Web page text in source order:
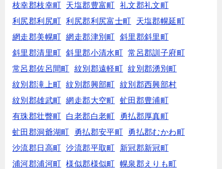
枝幸郡枝幸町
天塩郡豊富町
礼文郡礼文町
利尻郡利尻町
利尻郡利尻富士町
天塩郡幌延町
網走郡美幌町
網走郡津別町
斜里郡斜里町
斜里郡清里町
斜里郡小清水町
常呂郡訓子府町
常呂郡佐呂間町
紋別郡遠軽町
紋別郡湧別町
紋別郡滝上町
紋別郡興部町
紋別郡西興部村
紋別郡雄武町
網走郡大空町
虻田郡豊浦町
有珠郡壮瞥町
白老郡白老町
勇払郡厚真町
虻田郡洞爺湖町
勇払郡安平町
勇払郡むかわ町
沙流郡日高町
沙流郡平取町
新冠郡新冠町
浦河郡浦河町
様似郡様似町
幌泉郡えりも町